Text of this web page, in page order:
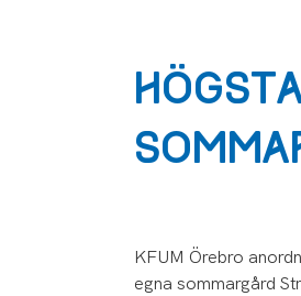
KFUM Örebro
egna sommargård